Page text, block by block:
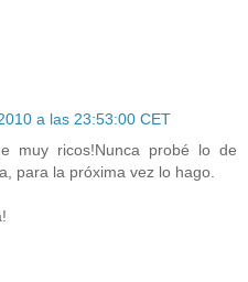
a las 23:53:00 CET
muy ricos!Nunca probé lo de
para la próxima vez lo hago.